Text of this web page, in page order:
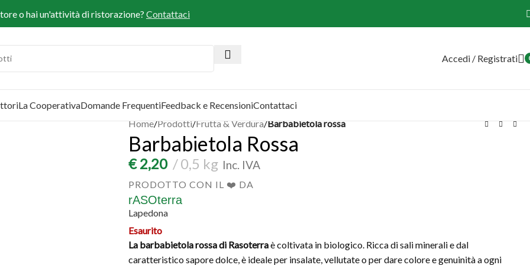
o hai un'attività di ristorazione? Contattaci
Accedi / Registrati
La CooperativaDomande FrequentiFeedback e RecensioniContattaci
Home/Prodotti/Frutta & Verdura/Barbabietola rossa
Barbabietola Rossa
€2,20 0,5 kg Inc. IVA
PRODOTTO CON IL ❤️ DA
rASOterra
Lapedona
Esaurito
La barbabietola rossa di Rasoterraè coltivata in biologico. Ricca di sali minerali e dal
caratteristico sapore dolce, è ideale per insalate, vellutate o per dare colore e genuinità a ogni